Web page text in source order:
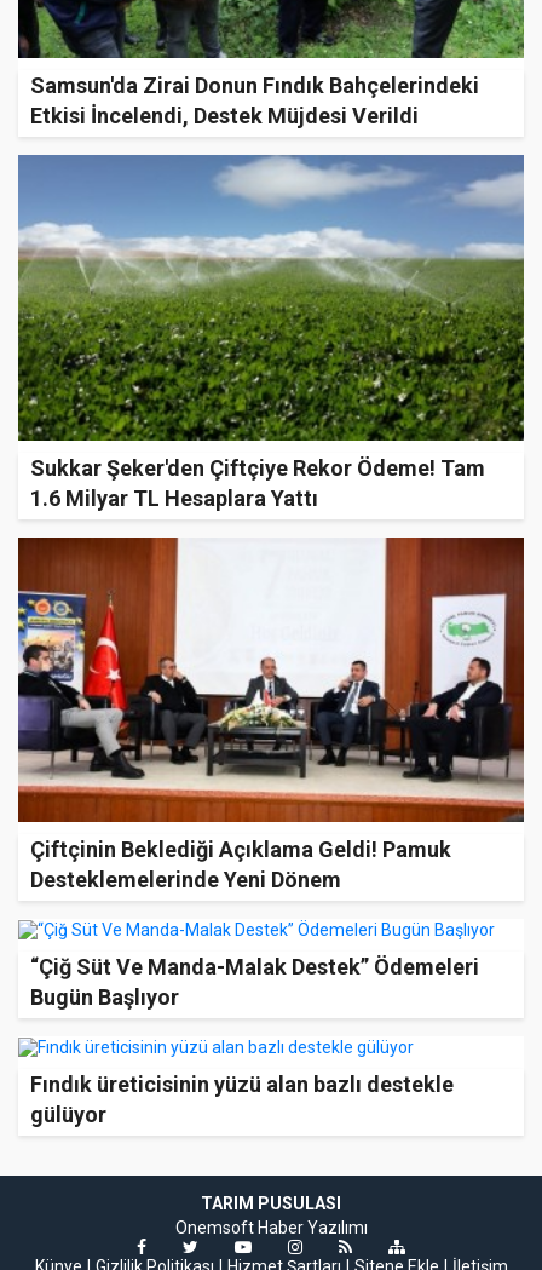
Samsun'da Zirai Donun Fındık Bahçelerindeki
Etkisi İncelendi, Destek Müjdesi Verildi
Sukkar Şeker'den Çiftçiye Rekor Ödeme! Tam
1.6 Milyar TL Hesaplara Yattı
Çiftçinin Beklediği Açıklama Geldi! Pamuk
Desteklemelerinde Yeni Dönem
“Çiğ Süt Ve Manda-Malak Destek” Ödemeleri
Bugün Başlıyor
Fındık üreticisinin yüzü alan bazlı destekle
gülüyor
TARIM PUSULASI
Onemsoft Haber Yazılımı
Künye
Gizlilik Politikası Hizmet Şartları Sitene Ekle İletişim